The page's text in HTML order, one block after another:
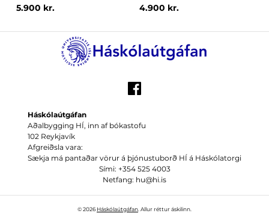
5.900 kr. 4.900 kr.
Háskólaútgáfan
Aðalbygging HÍ, inn af bókastofu
102 Reykjavík
Afgreiðsla vara:
Sækja má pantaðar vörur á þjónustuborð HÍ á Háskólatorgi
Sími: +354 525 4003
Netfang: hu@hi.is
© 2026Háskólaútgáfan . Allur réttur áskilinn.